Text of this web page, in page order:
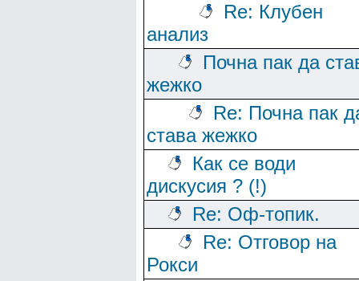
Re: Клубен
анализ
Почна пак да
жежко
Re: Почна пак
става жежко
Как се води
дискусия ? (!)
Re: Оф-топик.
Re: Отговор на
Рокси